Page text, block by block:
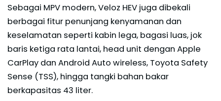
Sebagai MPV modern, Veloz HEV juga dibekali
berbagai fitur penunjang kenyamanan dan
keselamatan seperti kabin lega, bagasi luas, jok
baris ketiga rata lantai, head unit dengan Apple
CarPlay dan Android Auto wireless, Toyota Safety
Sense (TSS), hingga tangki bahan bakar
berkapasitas 43 liter.